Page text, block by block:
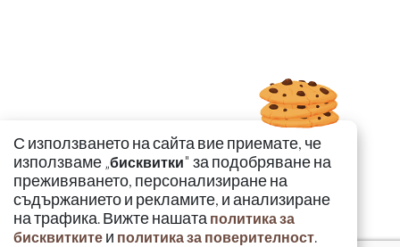
С използването на сайта вие приемате, че
използваме „бисквитки" за подобряване на
преживяването, персонализиране на
съдържанието и рекламите, и анализиране
на трафика. Вижте нашата политика за
бисквитките и политика за поверителност.